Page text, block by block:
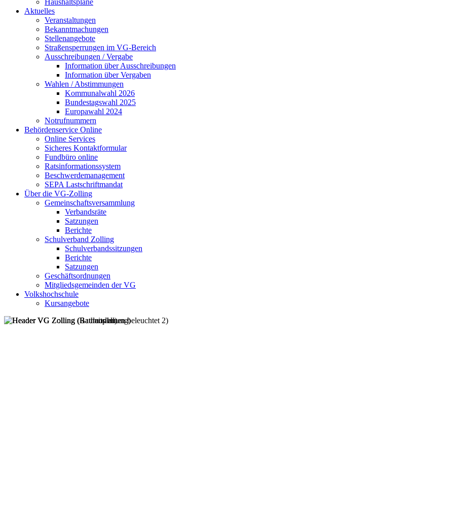
Haushaltspläne
Aktuelles
Veranstaltungen
Bekanntmachungen
Stellenangebote
Straßensperrungen im VG-Bereich
Ausschreibungen / Vergabe
Information über Ausschreibungen
Information über Vergaben
Wahlen / Abstimmungen
Kommunalwahl 2026
Bundestagswahl 2025
Europawahl 2024
Notrufnummern
Behördenservice Online
Online Services
Sicheres Kontaktformular
Fundbüro online
Ratsinformationssystem
Beschwerdemanagement
SEPA Lastschriftmandat
Über die VG-Zolling
Gemeinschaftsversammlung
Verbandsräte
Satzungen
Berichte
Schulverband Zolling
Schulverbandssitzungen
Berichte
Satzungen
Geschäftsordnungen
Mitgliedsgemeinden der VG
Volkshochschule
Kursangebote